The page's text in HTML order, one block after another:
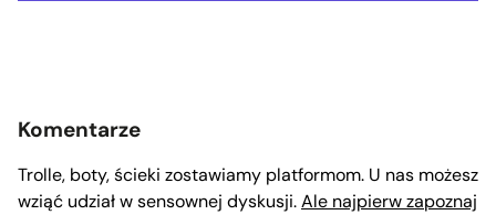
Komentarze
Trolle, boty, ścieki zostawiamy platformom. U nas możesz
wziąć udział w sensownej dyskusji.Ale najpierw zapoznaj